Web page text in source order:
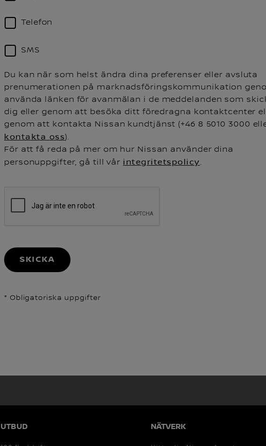
Telefon
SMS
Du kan när som helst ändra dina preferenser eller avsluta
prenumerationen på marknadsföringskommunikation
använda länken för avanmälan i de meddelanden som
dig eller genom att besöka ditt föredragna kontaktcenter
genom att kontakta Nissan kundtjänst (+46 8 5010 3000
kontakta oss).
För att få reda på mer om hur Nissan använder dina
personuppgifter, gå till vår integritetspolicy.
SKICKA
* Obligatoriska uppgifter
UTBUD NÄTVERK